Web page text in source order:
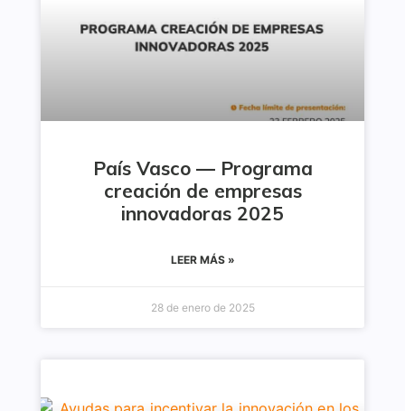
País Vasco — Programa
creación de empresas
innovadoras 2025
LEER MÁS »
28 de enero de 2025